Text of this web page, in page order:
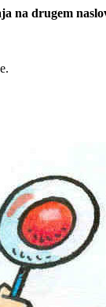
na drugem